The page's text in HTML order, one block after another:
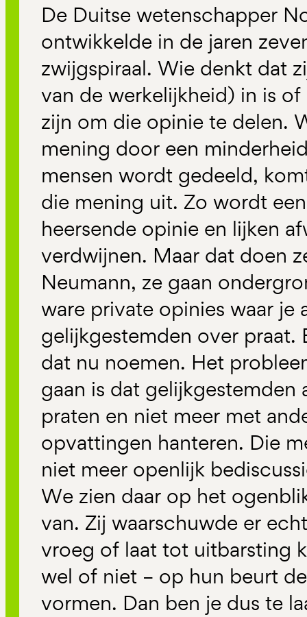
De Duitse wetenschapper
ontwikkelde in de jaren
zwijgspiraal. Wie denkt dat
van de werkelijkheid) in is
zijn om die opinie te delen.
mening door een
mensen wordt gedeeld,
die mening uit. Zo wordt
heersende opinie en lijken
verdwijnen. Maar dat doen
Neumann, ze gaan
ware private opinies waar je
gelijkgestemden over praat.
dat nu noemen. Het
gaan is dat gelijkgestemden
praten en niet meer met
opvattingen hanteren. Die
niet meer openlijk
We zien daar op het
van. Zij waarschuwde er
vroeg of laat tot uitbarsting
wel of niet – op hun beurt
vormen. Dan ben je dus te